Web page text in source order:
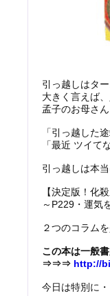
引っ越しはタ
大きく言えば
孟子のお母さ
「引っ越した
「最近 ツイて
引っ越しは本
【決定版！化
～P229・運気
２つのコラム
この本は一般
⇒⇒⇒ http://
今日は特別に